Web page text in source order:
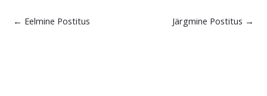
← Eelmine Postitus Järgmine Postitus →